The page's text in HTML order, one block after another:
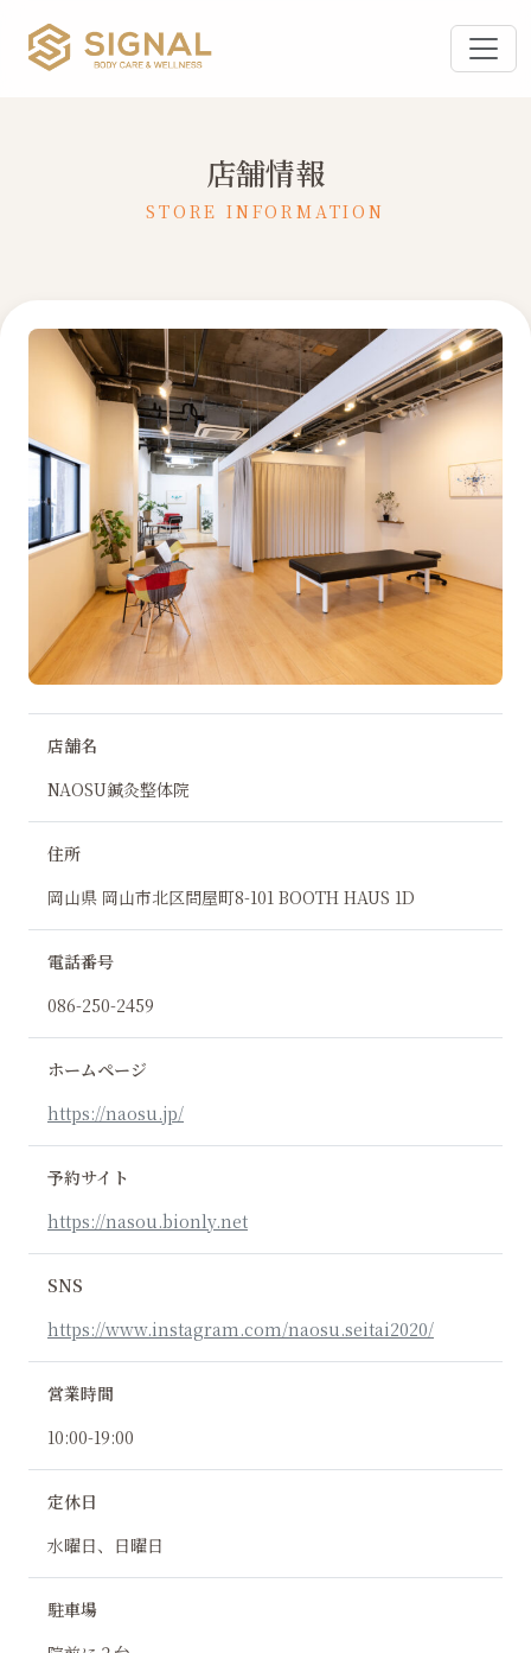
店舗情報
STORE INFORMATION
店舗名
NAOSU鍼灸整体院
住所
岡山県 岡山市北区問屋町8-101 BOOTH HAUS 1D
電話番号
086-250-2459
ホームページ
https://naosu.jp/
予約サイト
https://nasou.bionly.net
SNS
https://www.instagram.com/naosu.seitai2020/
営業時間
10:00-19:00
定休日
水曜日、日曜日
駐車場